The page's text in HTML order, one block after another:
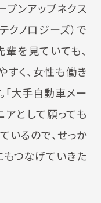
プンアップネクス
クノロジーズ）で
輩を見ていても、
く、女性も働き
「大手自動車メー
アとして願っても
いるので、せっか
もつなげていきた